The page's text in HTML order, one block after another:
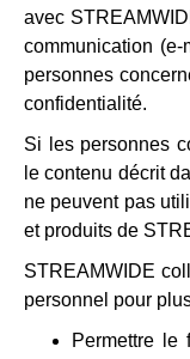
avec
communication
personnes
confidentialité.
Si les personnes
le contenu décrit
ne peuvent pas
et produits de
STREAMWIDE
personnel pour
Permettre le